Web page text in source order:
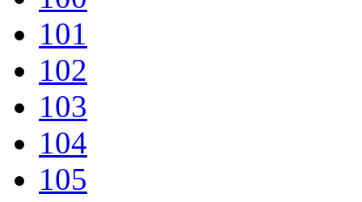
101
102
103
104
105